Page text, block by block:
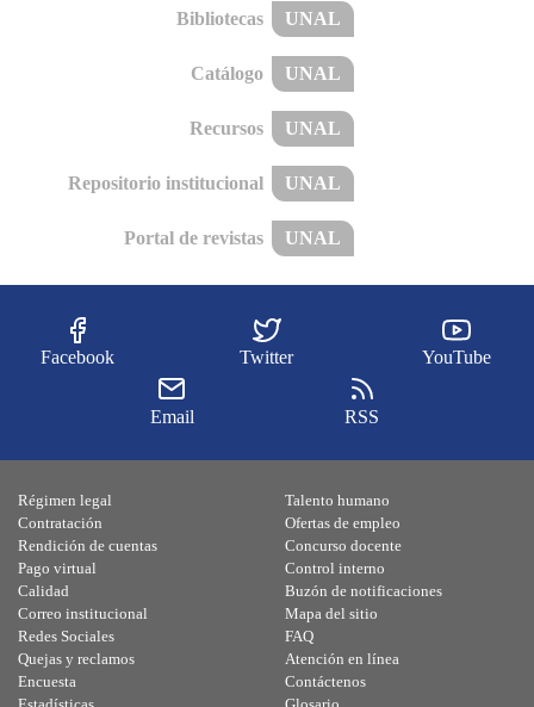
Bibliotecas UNAL
Catálogo UNAL
Recursos UNAL
Repositorio institucional UNAL
Portal de revistas UNAL
Facebook Twitter YouTube
Email RSS
Régimen legal
Contratación
Rendición de cuentas
Pago virtual
Calidad
Talento humano
Ofertas de empleo
Concurso docente
Control interno
Buzón de notificaciones
Correo institucional
Redes Sociales
Quejas y reclamos
Encuesta
Mapa del sitio
FAQ
Atención en línea
Contáctenos